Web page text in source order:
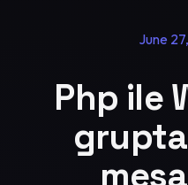
June
Php ile